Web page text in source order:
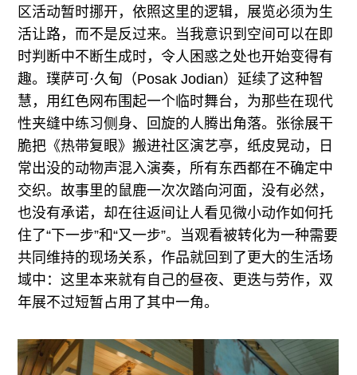
区活动暂时挪开，依照这里的逻辑，展览必须为生
活让路，而不是反过来。当我意识到空间可以在即
时判断中不断生成时，令人困惑之处也开始变得有
趣。璞萨可·久甸（Posak Jodian）延续了这种智
慧，用红色网布围起一个临时舞台，为那些在现代
性夹缝中练习侧身、回旋的人腾出角落。张徐展干
脆把《热带复眼》搬进社区演艺亭，纸皮晃动，日
常出没的动物声混入演奏，所有东西都在不确定中
交织。故事里的鼠鹿一次次踏向河面，没有必然，
也没有承诺，却在往返间让人看见微小动作如何托
住了“下一步”和“又一步”。当观看被转化为一种需要
共同维持的现场关系，作品就回到了更大的生活场
域中：这里本来就有自己的昼夜、更迭与劳作，双
年展不过短暂占用了其中一角。